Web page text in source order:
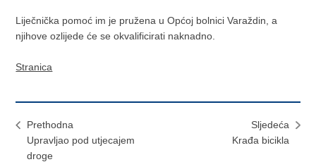
Liječnička pomoć im je pružena u Općoj bolnici Varaždin, a
njihove ozlijede će se okvalificirati naknadno.
Stranica
Prethodna
Upravljao pod utjecajem
droge
Sljedeća
Krađa bicikla